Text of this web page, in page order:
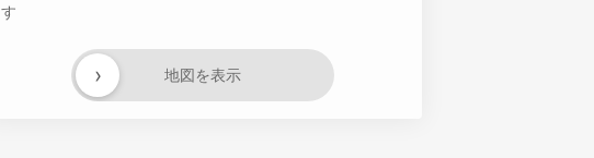
す
地図を表示
›